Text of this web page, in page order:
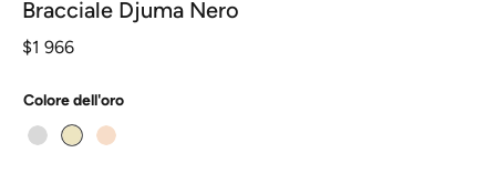
Bracciale Djuma Nero
$1 966
Colore dell'oro